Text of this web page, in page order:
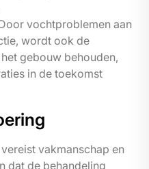
vochtproblemen aan
wordt ook de
gebouw behouden,
in de toekomst
vakmanschap en
dat de behandeling